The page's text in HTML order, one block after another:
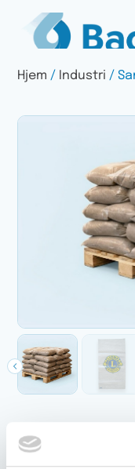
Hjem / Industri /
Sandsekker
Sansekker i klar